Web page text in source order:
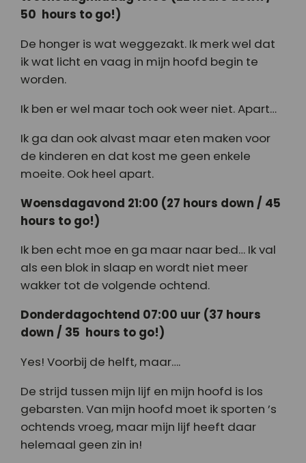
50 hours to go!)
De honger is wat weggezakt. Ik merk wel dat
ik wat licht en vaag in mijn hoofd begin te
worden.
Ik ben er wel maar toch ook weer niet. Apart…
Ik ga dan ook alvast maar eten maken voor
de kinderen en dat kost me geen enkele
moeite. Ook heel apart.
Woensdagavond 21:00 (27 hours down / 45
hours to go!)
Ik ben echt moe en ga maar naar bed… Ik val
als een blok in slaap en wordt niet meer
wakker tot de volgende ochtend.
Donderdagochtend 07:00 uur (37 hours
down / 35 hours to go!)
Yes! Voorbij de helft, maar….
De strijd tussen mijn lijf en mijn hoofd is los
gebarsten. Van mijn hoofd moet ik sporten ’s
ochtends vroeg, maar mijn lijf heeft daar
helemaal geen zin in!